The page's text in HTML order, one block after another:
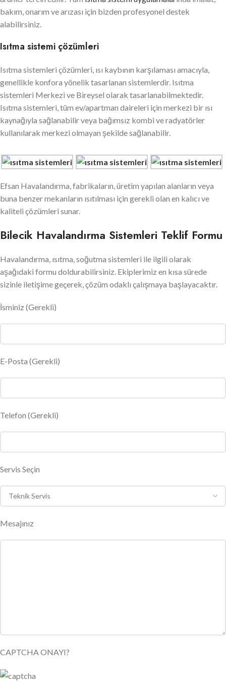
bakım, onarım ve arızası için bizden profesyonel destek
alabilirsiniz.
Isıtma sistemi çözümleri
Isıtma sistemleri çözümleri, ısı kaybının karşılaması amacıyla,
genellikle konfora yönelik tasarlanan sistemlerdir. Isıtma
sistemleri Merkezi ve Bireysel olarak tasarlanabilmektedir.
Isıtma sistemleri, tüm ev/apartman daireleri için merkezi bir ısı
kaynağıyla sağlanabilir veya bağımsız kombi ve radyatörler
kullanılarak merkezi olmayan şekilde sağlanabilir.
Efsan Havalandırma, fabrikaların, üretim yapılan alanların veya
buna benzer mekanların ısıtılması için gerekli olan en kalıcı ve
kaliteli çözümleri sunar.
Bilecik Havalandırma Sistemleri Teklif Formu
Havalandırma, ısıtma, soğutma sistemleri ile ilgili olarak
aşağıdaki formu doldurabilirsiniz. Ekiplerimiz en kısa sürede
sizinle iletişime geçerek, çözüm odaklı çalışmaya başlayacaktır.
İsminiz (Gerekli)
E-Posta (Gerekli)
Telefon (Gerekli)
Servis Seçin
Mesajınız
CAPTCHA ONAYI?